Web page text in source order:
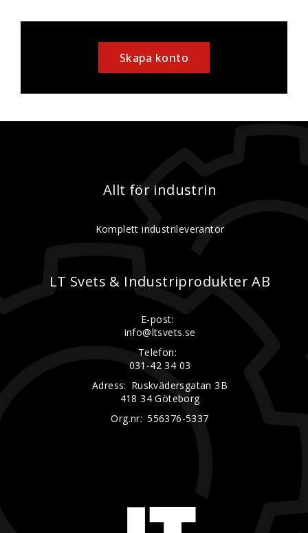
Skapa konto
Allt för industrin
Komplett industrileverantör
LT Svets & Industriprodukter AB
E-post:
info@ltsvets.se
Telefon:
031-42 34 03
Adress: Ruskvädersgatan 3B
418 34 Göteborg
Org.nr: 556376-5337